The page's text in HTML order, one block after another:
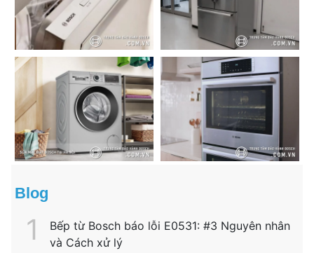
Blog
Bếp từ Bosch báo lỗi E0531: #3 Nguyên nhân
và Cách xử lý